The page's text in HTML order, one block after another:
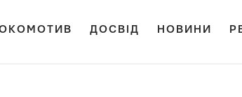
ДОСВІД НОВИНИ